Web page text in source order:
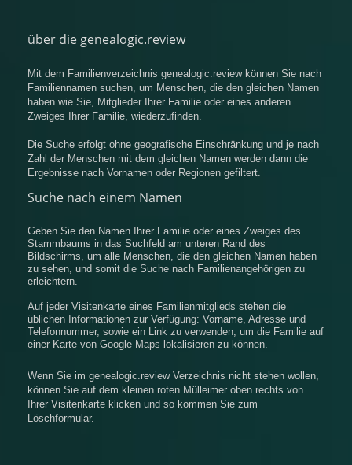
über die genealogic.review
Mit dem Familienverzeichnis genealogic.review können Sie nach
Familiennamen suchen, um Menschen, die den gleichen Namen
haben wie Sie, Mitglieder Ihrer Familie oder eines anderen
Zweiges Ihrer Familie, wiederzufinden.
Die Suche erfolgt ohne geografische Einschränkung und je nach
Zahl der Menschen mit dem gleichen Namen werden dann die
Ergebnisse nach Vornamen oder Regionen gefiltert.
Suche nach einem Namen
Geben Sie den Namen Ihrer Familie oder eines Zweiges des
Stammbaums in das Suchfeld am unteren Rand des
Bildschirms, um alle Menschen, die den gleichen Namen haben
zu sehen, und somit die Suche nach Familienangehörigen zu
erleichtern.
Auf jeder Visitenkarte eines Familienmitglieds stehen die
üblichen Informationen zur Verfügung: Vorname, Adresse und
Telefonnummer, sowie ein Link zu verwenden, um die Familie auf
einer Karte von Google Maps lokalisieren zu können.
Wenn Sie im genealogic.review Verzeichnis nicht stehen wollen,
können Sie auf dem kleinen roten Mülleimer oben rechts von
Ihrer Visitenkarte klicken und so kommen Sie zum
Löschformular.